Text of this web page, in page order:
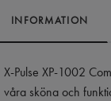
INFORMATION
X-Pulse XP-1002
våra sköna och